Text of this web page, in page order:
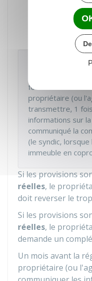
Et les
pendant
fourniture d'eau
propriétaire (ou
transmettre, 1
informations sur
communiqué la
(le syndic,
immeuble en
Si les provisions
réelles, le
doit reverser le
Si les provisions
réelles, le
demande un
Un mois avant la
propriétaire (ou